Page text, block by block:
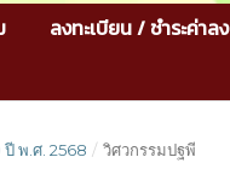
ลงทะเบียน / ชำระค่าล
พ.ศ. 2568 / วิศวกรรมปฐพี